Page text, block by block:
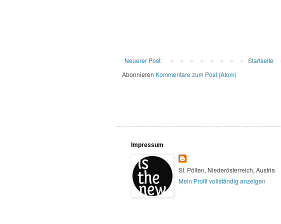
Neuerer Post
Startseite
Abonnieren Kommentare zum Post (Atom)
Impressum
St. Pölten, Niederösterreich, Austria
Mein Profil vollständig anzeigen